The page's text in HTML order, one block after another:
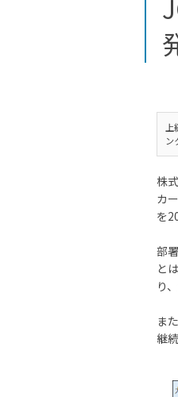
ン
株
カ
を
部
と
り
ま
継